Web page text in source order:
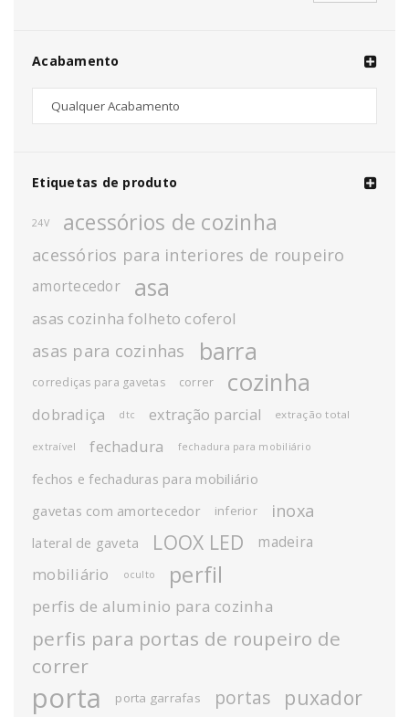
Acabamento
Etiquetas de produto
24V acessórios de cozinha
acessórios para interiores de roupeiro
amortecedor asa
asas cozinha folheto coferol
asas para cozinhas barra
corrediças para gavetas correr cozinha
dobradiça dtc extração parcial extração total
extraível fechadura fechadura para mobiliário
fechos e fechaduras para mobiliário
gavetas com amortecedor
inferior inoxa
lateral de gaveta LOOX LED madeira
mobiliário oculto perfil
perfis de aluminio para cozinha
perfis para portas de roupeiro de
correr
porta porta garrafas portas puxador